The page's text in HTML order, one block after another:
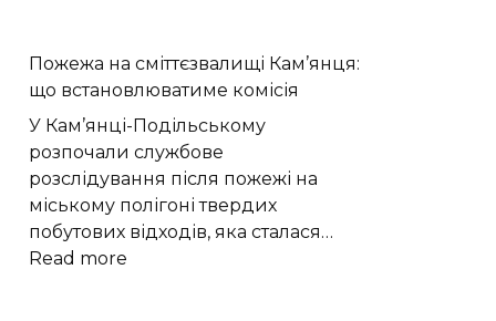
утворила
новий
кратер
на
Місяці
Пожежа на сміттєзвалищі Кам’янця:
що встановлюватиме комісія
У Кам’янці-Подільському
розпочали службове
розслідування після пожежі на
міському полігоні твердих
побутових відходів, яка сталася…
Read more